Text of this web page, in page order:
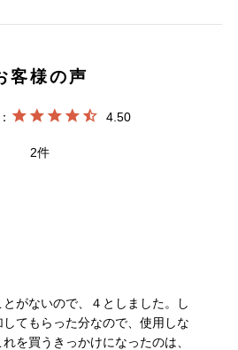
4.50
2
がないので、４としました。し
てもらった分なので、使用しな
を買うきっかけになったのは、